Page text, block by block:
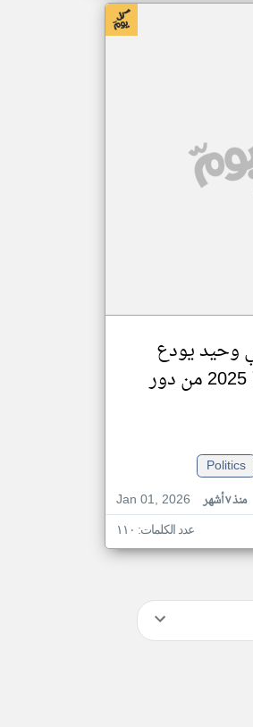
وحيد يودع
كأس إفريقيا 2025 من دور
Politics
Jan 01, 2026
منذ ٧ أشهر
عدد الكلمات: ١١٠